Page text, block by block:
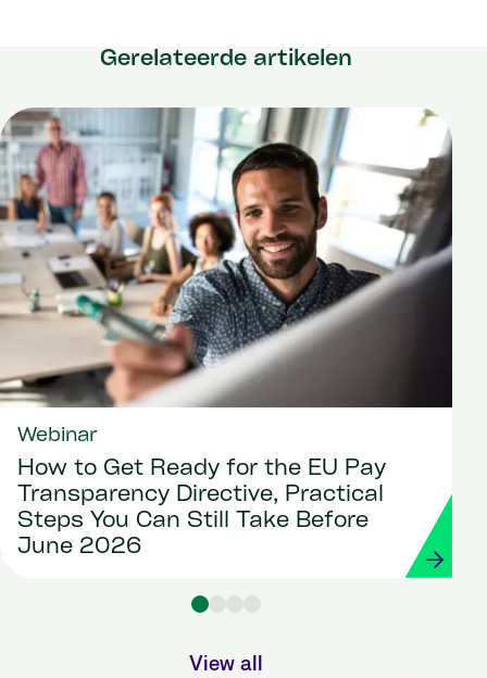
Gerelateerde artikelen
Webinar
How to Get Ready for the EU Pay
Transparency Directive, Practical
Steps You Can Still Take Before
June 2026
View all